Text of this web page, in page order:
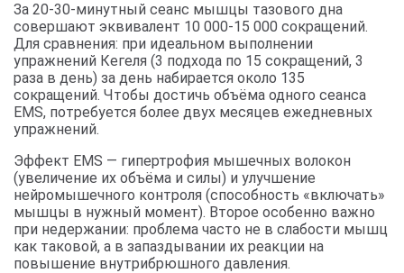
За 20-30-минутный сеанс мышцы тазового дна
совершают эквивалент 10 000-15 000 сокращений.
Для сравнения: при идеальном выполнении
упражнений Кегеля (3 подхода по 15 сокращений, 3
раза в день) за день набирается около 135
сокращений. Чтобы достичь объёма одного сеанса
EMS, потребуется более двух месяцев ежедневных
упражнений.
Эффект EMS — гипертрофия мышечных волокон
(увеличение их объёма и силы) и улучшение
нейромышечного контроля (способность «включать»
мышцы в нужный момент). Второе особенно важно
при недержании: проблема часто не в слабости мышц
как таковой, а в запаздывании их реакции на
повышение внутрибрюшного давления.